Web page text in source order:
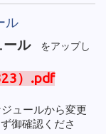
ル
ールをアップし
）.pdf
ュールから変更
御確認くださ